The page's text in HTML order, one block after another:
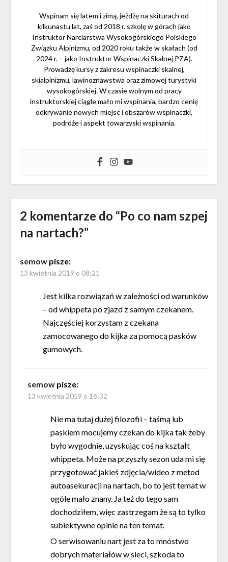
Wspinam się latem i zimą, jeżdżę na skiturach od
kilkunastu lat, zaś od 2018 r. szkolę w górach jako
Instruktor Narciarstwa Wysokogórskiego Polskiego
Związku Alpinizmu, od 2020 roku także w skałach (od
2024 r. – jako Instruktor Wspinaczki Skalnej PZA).
Prowadzę kursy z zakresu wspinaczki skalnej,
skialpinizmu, lawinoznawstwa oraz zimowej turystyki
wysokogórskiej. W czasie wolnym od pracy
instruktorskiej ciągle mało mi wspinania, bardzo cenię
odkrywanie nowych miejsc i obszarów wspinaczki,
podróże i aspekt towarzyski wspinania.
2 komentarze do “Po co nam szpej
na nartach?”
semow pisze:
13 kwietnia 2019 o 08:21
Jest kilka rozwiązań w zależności od warunków
– od whippeta po zjazd z samym czekanem.
Najczęściej korzystam z czekana
zamocowanego do kijka za pomocą pasków
gumowych.
semow pisze:
13 kwietnia 2019 o 16:32
Nie ma tutaj dużej filozofii – taśmą lub
paskiem mocujemy czekan do kijka tak żeby
było wygodnie, uzyskując coś na kształt
whippeta. Może na przyszły sezon uda mi się
przygotować jakieś zdjęcia/wideo z metod
autoasekuracji na nartach, bo to jest temat w
ogóle mało znany. Ja też do tego sam
dochodziłem, więc zastrzegam że są to tylko
subiektywne opinie na ten temat.
O serwisowaniu nart jest za to mnóstwo
dobrych materiałów w sieci, szkoda to